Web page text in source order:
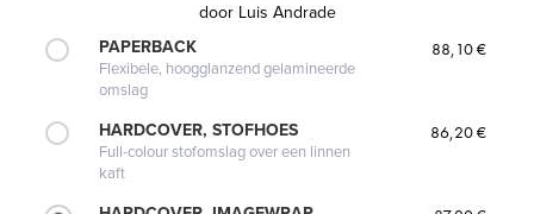
door Luis Andrade
PAPERBACK
Flexibele, hoogglanzend gelamineerde
omslag
88,10 €
HARDCOVER, STOFHOES
Full-colour stofomslag over een linnen
kaft
86,20 €